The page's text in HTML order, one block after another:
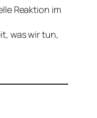
Reaktion im
was wir tun,